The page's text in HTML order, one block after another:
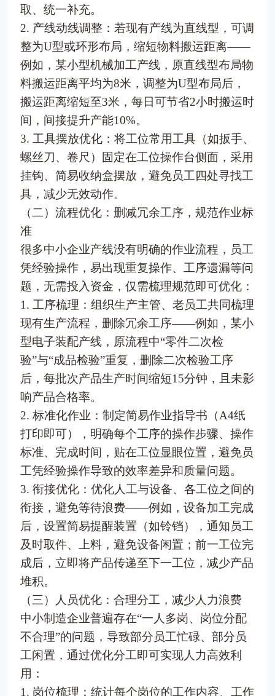
取、统一补充。
2. 产线动线调整：若现有产线为直线型，可调
整为U型或环形布局，缩短物料搬运距离——
例如，某小型机械加工产线，原直线型布局物
料搬运距离平均为8米，调整为U型布局后，
搬运距离缩短至3米，每日可节省2小时搬运时
间，间接提升产能10%。
3. 工具摆放优化：将工位常用工具（如扳手、
螺丝刀、卷尺）固定在工位操作台侧面，采用
挂钩、简易收纳盒摆放，避免员工四处寻找工
具，减少无效动作。
（二）流程优化：删减冗余工序，规范作业标
准
很多中小企业产线没有明确的作业流程，员工
凭经验操作，易出现重复操作、工序遗漏等问
题，无需投入资金，仅需梳理规范即可优化：
1. 工序梳理：组织生产主管、老员工共同梳理
现有生产流程，删除冗余工序——例如，某小
型电子装配产线，原流程中“零件二次检
验”与“成品检验”重复，删除二次检验工序
后，每批次产品生产时间缩短15分钟，且未影
响产品合格率。
2. 标准化作业：制定简易作业指导书（A4纸
打印即可），明确每个工序的操作步骤、操作
标准、完成时间，贴在工位显眼位置，避免员
工凭经验操作导致的效率差异和质量问题。
3. 衔接优化：优化人工与设备、各工位之间的
衔接，避免等待浪费——例如，设备加工完成
后，设置简易提醒装置（如铃铛），通知员工
及时取件、上料，避免设备闲置；前一工位完
成后，立即将产品传递至下一工位，减少产品
堆积。
（三）人员优化：合理分工，减少人力浪费
中小制造企业普遍存在“一人多岗、岗位分配
不合理”的问题，导致部分员工忙碌、部分员
工闲置，通过优化分工即可实现人力高效利
用：
1. 岗位梳理：统计每个岗位的工作内容、工作